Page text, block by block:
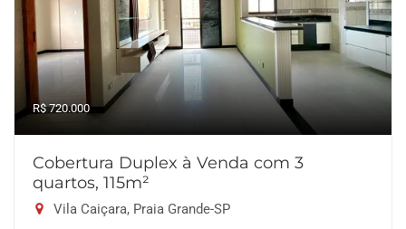
R$ 720.000
Cobertura Duplex à Venda com 3
quartos, 115m²
Vila Caiçara, Praia Grande-SP